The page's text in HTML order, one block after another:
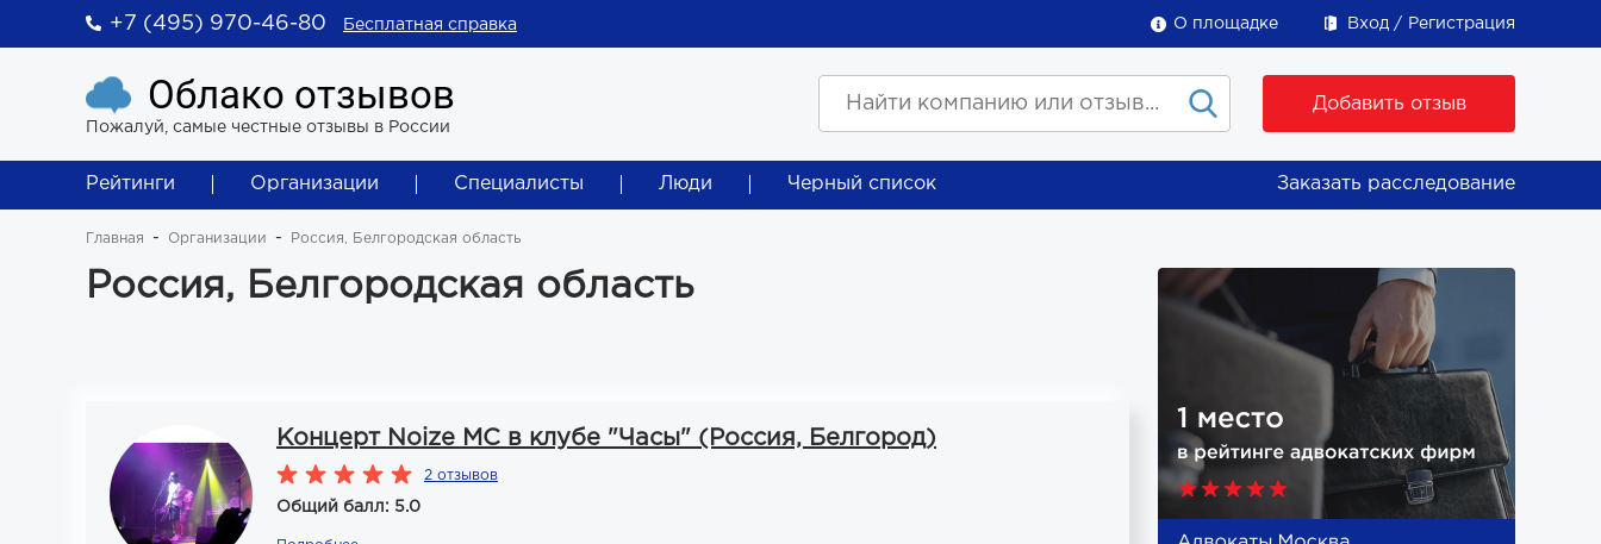
+7 (495) 970-46-80 Бесплатная справка О площадке Вход Регистрация
Облако отзывов
Пожалуй, самые честные отзывы в России
Добавить отзыв
Рейтинги Организации Специалисты Люди Черный список Заказать расследование
Главная Организации Россия, Белгородская область
Россия, Белгородская область
Концерт Noize MC в клубе "Часы" (Россия, Белгород)
2 отзывов
Общий балл: 5.0